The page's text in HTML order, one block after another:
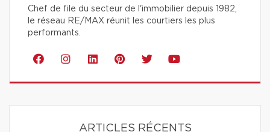
Chef de file du secteur de l'immobilier depuis 1982,
le réseau RE/MAX réunit les courtiers les plus
performants.
ARTICLES RÉCENTS